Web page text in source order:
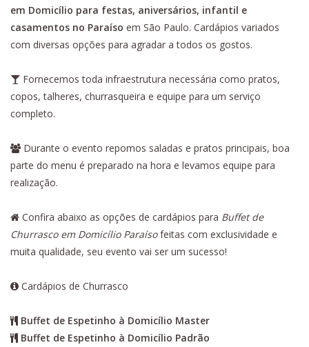
em Domicílio para festas, aniversários, infantil e
casamentos no Paraíso em São Paulo. Cardápios variados
com diversas opções para agradar a todos os gostos.
Fornecemos toda infraestrutura necessária como pratos,
copos, talheres, churrasqueira e equipe para um serviço
completo.
Durante o evento repomos saladas e pratos principais, boa
parte do menu é preparado na hora e levamos equipe para
realização.
Confira abaixo as opções de cardápios para Buffet de
Churrasco em Domicílio Paraísofeitas com exclusividade e
muita qualidade, seu evento vai ser um sucesso!
Cardápios de Churrasco
Buffet de Espetinho à Domicílio Master
Buffet de Espetinho à Domicílio Padrão